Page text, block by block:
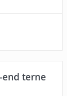
end terne